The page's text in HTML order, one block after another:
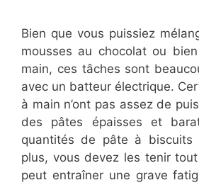
Bien que vous puissiez
mousses au chocolat ou
main, ces tâches sont
avec un batteur électrique.
à main n’ont pas assez de
des pâtes épaisses et
quantités de pâte à biscuits
plus, vous devez les tenir
peut entraîner une grave